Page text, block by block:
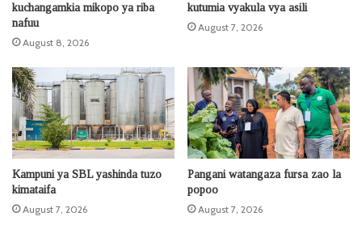
kuchangamkia mikopo ya riba
nafuu
August 8, 2026
kutumia vyakula vya asili
August 7, 2026
Kampuni ya SBL yashinda tuzo
kimataifa
August 7, 2026
Pangani watangaza fursa zao la
popoo
August 7, 2026